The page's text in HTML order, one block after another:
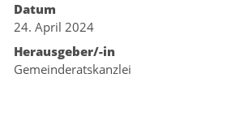
Datum
24. April 2024
Herausgeber/-in
Gemeinderatskanzlei